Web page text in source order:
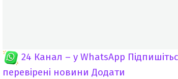
24 Канал – у WhatsApp
перевірені новини Додати